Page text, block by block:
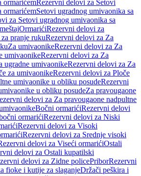
ormarićemRezervni delovi za Setovi
ormarićemSetovi ugradnog umivaonika sa
za Setovi ugradnog umivaonika sa
OrmarićiRezervni delovi za
pranje rukuRezervni delovi za Za
Za umivaonikeRezervni delovi za Za
umivaonikeRezervni delovi za Za
ugradne umivaonikeRezervni delovi za Za
za umivaonikeRezervni delovi za Ploče
umivaonike u obliku posudeRezervni
u obliku posudeZa pravougaone
delovi za Za pravougaone nadpultne
Bočni ormarićiRezervni delovi
ormarićiRezervni delovi za Niski
Rezervni delovi za Visoki
Rezervni delovi za Srednje visoki
delovi za Viseći ormarićiOstali
delovi za Ostali kupatilski
delovi za Zidne policePriborRezervni
fioke i kutije za slaganjeDržači peškira i